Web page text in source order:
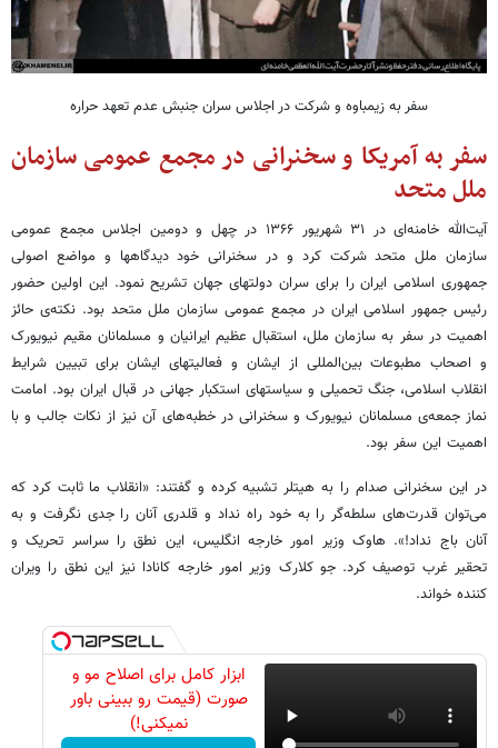
سفر به زیمباوه و شرکت در اجلاس سران جنبش عدم تعهد حراره
سفر به آمریکا و سخنرانی در مجمع عمومی سازمان
ملل متحد
آیت‌الله خامنه‌ای در ۳۱ شهریور ۱۳۶۶ در چهل و دومین اجلاس مجمع عمومی
سازمان ملل متحد شرکت کرد و در سخنرانی خود دیدگاهها و مواضع اصولی
جمهوری اسلامی ایران را برای سران دولتهای جهان تشریح نمود. این اولین حضور
رئیس جمهور اسلامی ایران در مجمع عمومی سازمان ملل متحد بود. نکته‌ی حائز
اهمیت در سفر به سازمان ملل، استقبال عظیم ایرانیان و مسلمانان مقیم نیویورک
و اصحاب مطبوعات بین‌المللی از ایشان و فعالیتهای ایشان برای تبیین شرایط
انقلاب اسلامی، جنگ تحمیلی و سیاستهای استکبار جهانی در قبال ایران بود. امامت
نماز جمعه‌ی مسلمانان نیویورک و سخنرانی در خطبه‌های آن نیز از نکات جالب و با
اهمیت این سفر بود.
در این سخنرانی صدام را به هیتلر تشبیه کرده و گفتند: «انقلاب ما ثابت کرد که
می‌توان قدرت‌های سلطه‌گر را به خود راه نداد و قلدری آنان را جدی نگرفت و به
آنان باج نداد!». هاوک وزیر امور خارجه انگلیس، این نطق را سراسر تحریک و
تحقیر غرب توصیف کرد. جو کلارک وزیر امور خارجه کانادا نیز این نطق را ویران
کننده خواند.
ابزار کامل برای اصلاح مو و
صورت (قیمت رو ببینی باور
نمیکنی!)